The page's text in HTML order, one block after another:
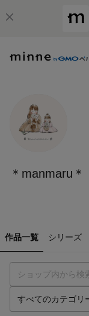
＊manmaru＊
作品一覧 シリーズ